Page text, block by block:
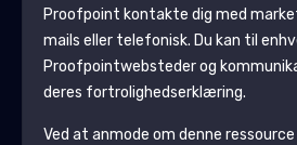
Proofpoint kontakte dig med
mails eller telefonisk. Du kan til
Proofpointwebsteder og
deres fortrolighedserklæring.
Ved at anmode om denne